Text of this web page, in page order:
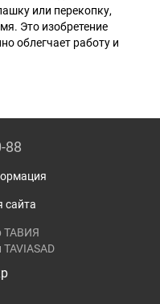
или перекопку,
Это изобретение
облегчает работу и
88
сайта
ТАВИЯ